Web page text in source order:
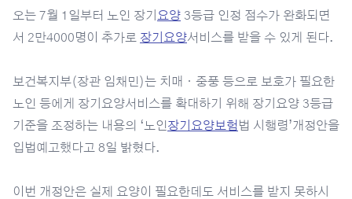
오는 7월 1일부터 노인 장기 요양 3등급 인정 점수가 완화되면
서 2만4000명이 추가로 장기요양서비스를 받을 수 있게 된다.
보건복지부(장관 임채민)는 치매ㆍ중풍 등으로 보호가 필요한
노인 등에게 장기요양서비스를 확대하기 위해 장기요양 3등급
기준을 조정하는 내용의 ‘노인장기요양보험 법 시행령’개정안을
입법예고했다고 8일 밝혔다.
이번 개정안은 실제 요양이 필요한데도 서비스를 받지 못하시